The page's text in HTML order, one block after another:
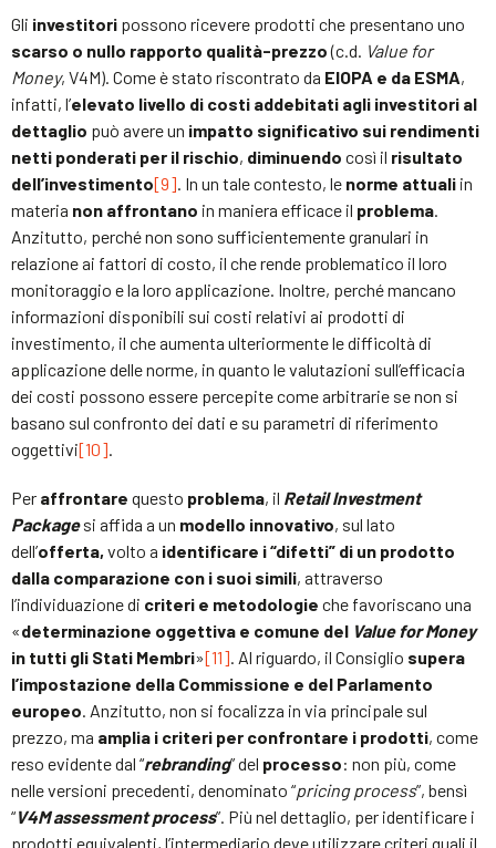
Gli investitori possono ricevere prodotti che presentano uno
scarso o nullo rapporto qualità-prezzo(c.d. Value for
Money, V4M). Come è stato riscontrato da EIOPA e da ESMA,
infatti, l’elevato livello di costi addebitati agli investitori al
dettaglio può avere un impatto significativo sui rendimenti
netti ponderati per il rischio, diminuendo così il risultato
dell’investimento[9]. In un tale contesto, le norme attuali in
materia non affrontano in maniera efficace il problema.
Anzitutto, perché non sono sufficientemente granulari in
relazione ai fattori di costo, il che rende problematico il loro
monitoraggio e la loro applicazione. Inoltre, perché mancano
informazioni disponibili sui costi relativi ai prodotti di
investimento, il che aumenta ulteriormente le difficoltà di
applicazione delle norme, in quanto le valutazioni sull’efficacia
dei costi possono essere percepite come arbitrarie se non si
basano sul confronto dei dati e su parametri di riferimento
oggettivi[10].
Per affrontare questo problema, il Retail Investment
Packagesi affida a un modello innovativo, sul lato
dell’offerta, volto a identificare i “difetti” di un prodotto
dalla comparazione con i suoi simili, attraverso
l’individuazione di criteri e metodologie che favoriscano una
«determinazione oggettiva e comune del Value for Money
in tutti gli Stati Membri»[11]. Al riguardo, il Consiglio supera
l’impostazione della Commissione e del Parlamento
europeo. Anzitutto, non si focalizza in via principale sul
prezzo, ma amplia i criteri per confrontare i prodotti, come
reso evidente dal “rebranding” del processo: non più, come
nelle versioni precedenti, denominato “pricing process”, bensì
“V4M assessment process”. Più nel dettaglio, per identificare i
prodotti equivalenti, l’intermediario deve utilizzare criteri quali il